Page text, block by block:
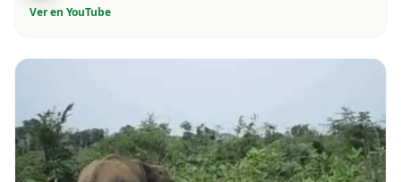
Ver en YouTube